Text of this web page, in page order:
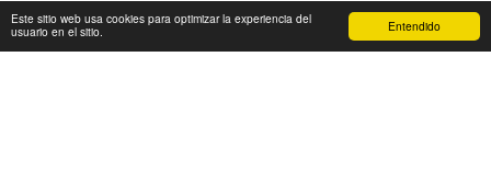
Entendido
Este sitio web usa cookies para optimizar la experiencia del
usuario en el sitio.
SUSCRIBIRSE